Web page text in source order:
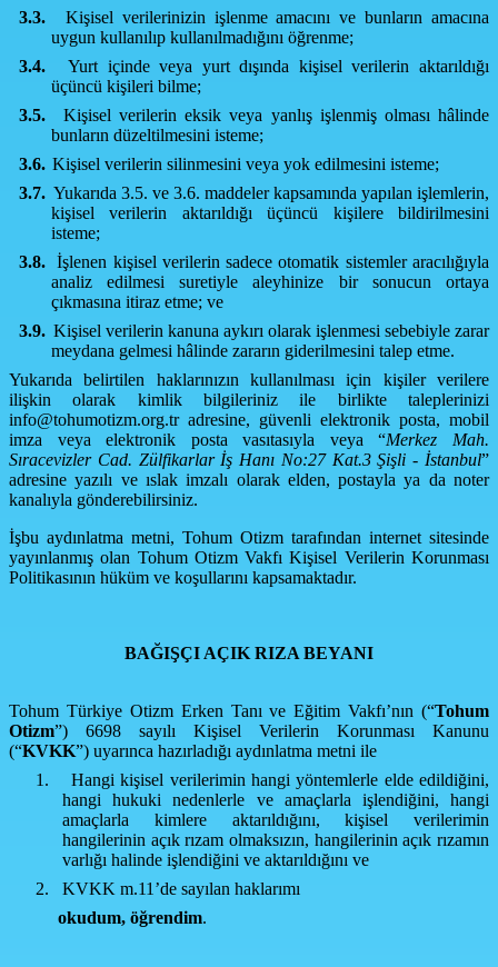
3.3.
Kişisel verilerinizin işlenme amacını ve bunların amacına
uygun kullanılıp kullanılmadığını öğrenme;
3.4.
Yurt içinde veya yurt dışında kişisel verilerin aktarıldığı
üçüncü kişileri bilme;
3.5.
Kişisel verilerin eksik veya yanlış işlenmiş olması hâlinde
bunların düzeltilmesini isteme;
3.6. Kişisel verilerin silinmesini veya yok edilmesini isteme;
3.7. Yukarıda 3.5. ve 3.6. maddeler kapsamında yapılan işlemlerin,
kişisel verilerin aktarıldığı üçüncü kişilere bildirilmesini
isteme;
3.8.
İşlenen kişisel verilerin sadece otomatik sistemler aracılığıyla
analiz edilmesi suretiyle aleyhinize bir sonucun ortaya
çıkmasına itiraz etme; ve
3.9. Kişisel verilerin kanuna aykırı olarak işlenmesi sebebiyle zarar
meydana gelmesi hâlinde zararın giderilmesini talep etme.
Yukarıda belirtilen haklarınızın kullanılması için kişiler verilere
ilişkin olarak kimlik bilgileriniz ile birlikte taleplerinizi
info@tohumotizm.org.tradresine, güvenli elektronik posta, mobil
imza veya elektronik posta vasıtasıyla veya “Merkez Mah.
Sıracevizler Cad. Zülfikarlar İş Hanı No:27 Kat.3 Şişli - İstanbul”
adresine yazılı ve ıslak imzalı olarak elden, postayla ya da noter
kanalıyla gönderebilirsiniz.
İşbu aydınlatma metni, Tohum Otizm tarafından internet sitesinde
yayınlanmış olan Tohum Otizm Vakfı Kişisel Verilerin Korunması
Politikasının hüküm ve koşullarını kapsamaktadır.
BAĞIŞÇI AÇIK RIZA BEYANI
Tohum Türkiye Otizm Erken Tanı ve Eğitim Vakfı’nın (“Tohum
Otizm”) 6698 sayılı Kişisel Verilerin Korunması Kanunu
(“KVKK”) uyarınca hazırladığı aydınlatma metni ile
1.
Hangi kişisel verilerimin hangi yöntemlerle elde edildiğini,
hangi hukuki nedenlerle ve amaçlarla işlendiğini, hangi
amaçlarla kimlere aktarıldığını, kişisel verilerimin
hangilerinin açık rızam olmaksızın, hangilerinin açık rızamın
varlığı halinde işlendiğini ve aktarıldığını ve
2.
KVKK m.11’de sayılan haklarımı
okudum, öğrendim.